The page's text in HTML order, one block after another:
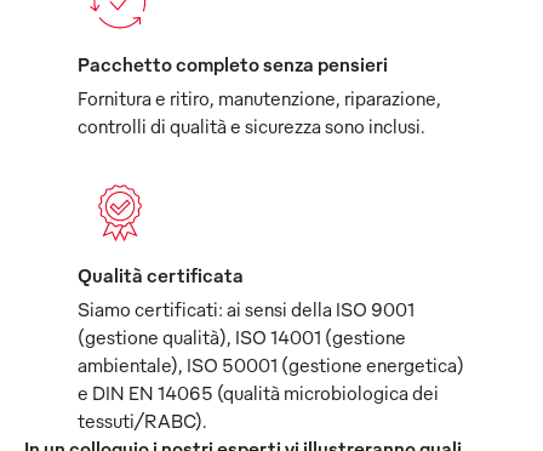
Pacchetto completo senza pensieri
Fornitura e ritiro, manutenzione, riparazione,
controlli di qualità e sicurezza sono inclusi.
Qualità certificata
Siamo certificati: ai sensi della ISO 9001
(gestione qualità), ISO 14001 (gestione
ambientale), ISO 50001 (gestione energetica)
e DIN EN 14065 (qualità microbiologica dei
tessuti/RABC).